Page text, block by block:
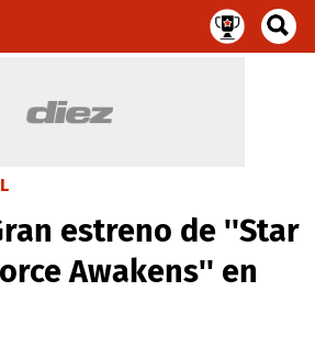
estreno de ''Star
Awakens'' en